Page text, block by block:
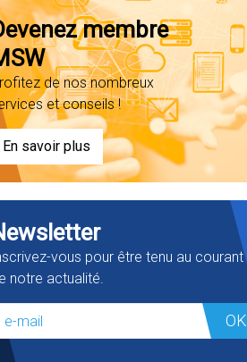
membre
de nos nombreux
et conseils !
En savoir plus
vous pour être tenu au courant
notre actualité.
OK